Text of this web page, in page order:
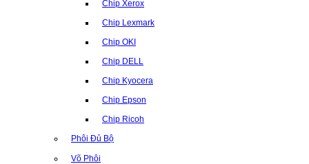
Chip Xerox
Chip Lexmark
Chip OKI
Chip DELL
Chip Kyocera
Chip Epson
Chip Ricoh
Phôi Đủ Bộ
Võ Phôi